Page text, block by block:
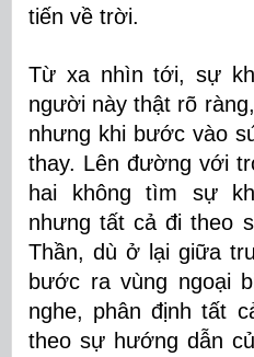
tiến về trời.
Từ xa nhìn tới, sự
người này thật rõ
nhưng khi bước vào
thay. Lên đường với
hai không tìm sự
nhưng tất cả đi theo
Thần, dù ở lại giữa
bước ra vùng ngoại
nghe, phân định tất
theo sự hướng dẫn